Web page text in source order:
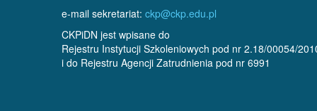
e-mail sekretariat: ckp@ckp.edu.pl
CKPiDN jest wpisane do
Rejestru Instytucji Szkoleniowych pod nr 2.18/00054/
i do Rejestru Agencji Zatrudnienia pod nr 6991